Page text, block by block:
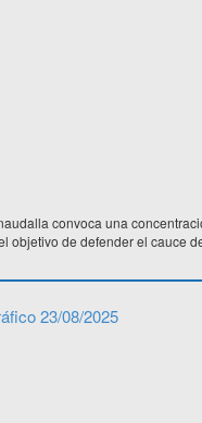
convoca una
de defender el cauce
23/08/2025